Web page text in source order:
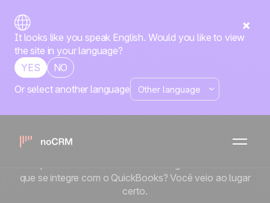
It looks like you speak English. Would you like to view
the site in your language?
YES
NO
Or select another language
Nativa
QuickBooksx
que se integre com o QuickBooks? Você veio ao lugar
certo.